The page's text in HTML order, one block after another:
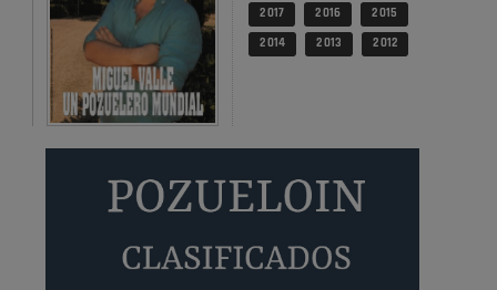
Pozuelo desbloquea
definitivamente Huerta
Grande: las obras …
Donde pueden inscribirse las personas empadronados
Pozuelo desbloquea
definitivamente Huerta
Grande: las obras …
2 017 2 016 2 015
2 014 2 013 2 012